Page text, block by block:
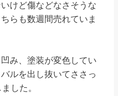
けど傷などなさそうな
らも数週間売れていま
み、塗装が変色してい
ルを出し抜いてささっ
した。